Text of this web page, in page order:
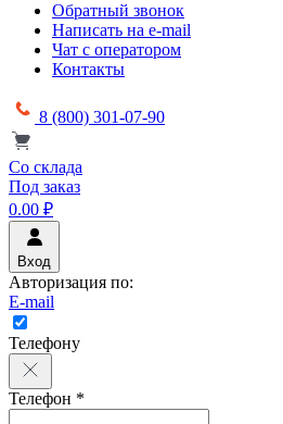
Обратный звонок
Написать на e-mail
Чат с оператором
Контакты
8 (800) 301-07-90
Со склада
Под заказ
0.00 ₽
Вход
Авторизация по:
E-mail
Телефону
Телефон *